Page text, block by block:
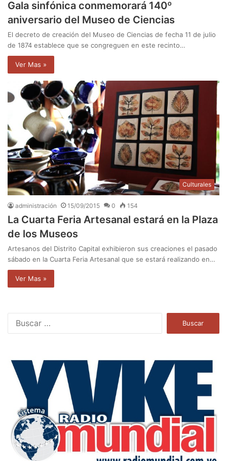
Gala sinfónica conmemorará 140º
aniversario del Museo de Ciencias
El decreto de creación del Museo de Ciencias de fecha 11 de julio
de 1874 establece que se congreguen en este recinto…
Ver Mas »
Culturales
administración 15/09/2015 0 154
La Cuarta Feria Artesanal estará en la Plaza
de los Museos
Artesanos del Distrito Capital exhibieron sus creaciones el pasado
sábado en la Cuarta Feria Artesanal que se estará realizando en…
Ver Mas »
a